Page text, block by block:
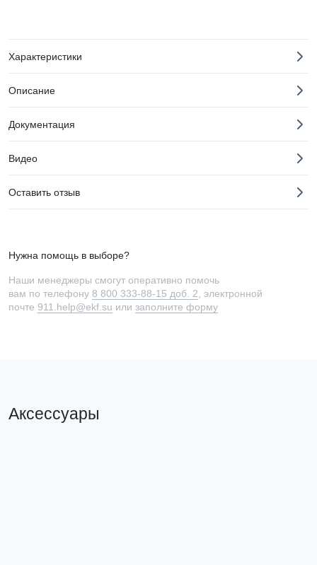
Характеристики
Описание
Документация
Видео
Оставить отзыв
Нужна помощь в выборе?
Наши менеджеры смогут оперативно помочь
вам по телефону 8 800 333-88-15 доб. 2 , электронной
почте 911.help@ekf.su или заполните форму
Аксессуары